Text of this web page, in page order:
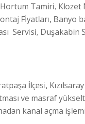
Tamiri,
Fİyatları, Banyo
Servisi, Duşakabin
İlçesi,
ve masraf
kanal açma